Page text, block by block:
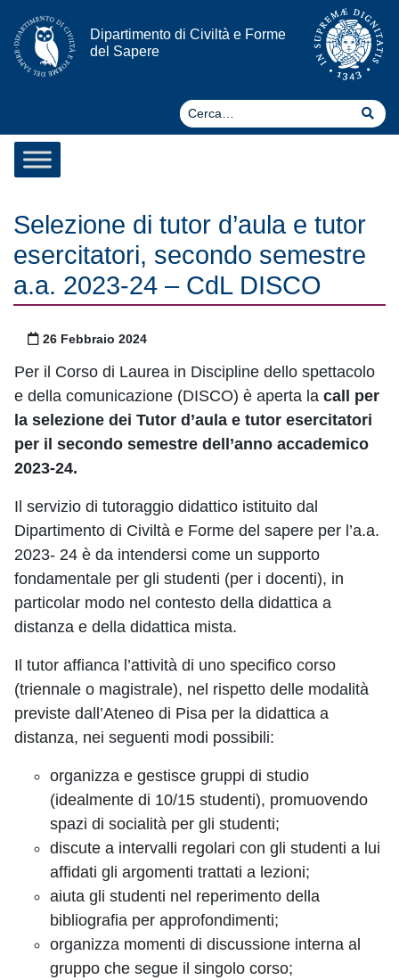
Vai al contenuto
Dipartimento di Civiltà e Forme
del Sapere
Selezione di tutor d’aula e tutor
esercitatori, secondo semestre
a.a. 2023-24 – CdL DISCO
Pubblicato il
26 Febbraio 2024
Per il Corso di Laurea in Discipline dello spettacolo
e della comunicazione (DISCO) è aperta la call per
la selezione dei Tutor d’aula e tutor esercitatori
per il secondo semestre dell’anno accademico
2023-24.
Il servizio di tutoraggio didattico istituito dal
Dipartimento di Civiltà e Forme del sapere per l’a.a.
2023- 24 è da intendersi come un supporto
fondamentale per gli studenti (per i docenti), in
particolar modo nel contesto della didattica a
distanza e della didattica mista.
Il tutor affianca l’attività di uno specifico corso
(triennale o magistrale), nel rispetto delle modalità
previste dall’Ateneo di Pisa per la didattica a
distanza, nei seguenti modi possibili:
organizza e gestisce gruppi di studio
(idealmente di 10/15 studenti), promuovendo
spazi di socialità per gli studenti;
discute a intervalli regolari con gli studenti a lui
affidati gli argomenti trattati a lezioni;
aiuta gli studenti nel reperimento della
bibliografia per approfondimenti;
organizza momenti di discussione interna al
gruppo che segue il singolo corso;